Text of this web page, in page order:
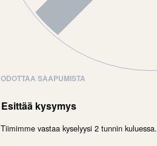
ODOTTAA SAAPUMISTA
Esittää kysymys
Tiimimme vastaa kyselyysi 2 tunnin kuluessa.